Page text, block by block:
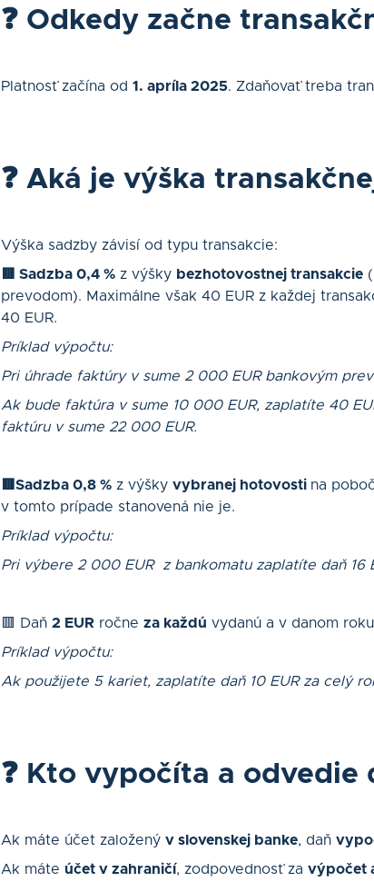
❓ Odkedy začne
Platnosť začína od 1. apríla 2025. Zdaňovať treba
❓ Aká je výška
Výška sadzby závisí od typu transakcie:
🟥 Sadzba 0,4 % z výšky bezhotovostnej transakcie
prevodom). Maximálne však 40 EUR z každej
40 EUR.
Príklad výpočtu:
Pri úhrade faktúry v sume 2 000 EUR bankovým
Ak bude faktúra v sume 10 000 EUR, zaplatíte 40
faktúru v sume 22 000 EUR.
🟥Sadzba 0,8 % z výšky vybranej hotovosti na
v tomto prípade stanovená nie je.
Príklad výpočtu:
Pri výbere 2 000 EUR z bankomatu zaplatíte daň 16
🟥 Daň 2 EUR ročne za každú vydanú a v danom
Príklad výpočtu:
Ak použijete 5 kariet, zaplatíte daň 10 EUR za celý
❓ Kto vypočíta a odvedie
Ak máte účet založený v slovenskej banke, daň
Ak máte účet v zahraničí, zodpovednosť za výpočet